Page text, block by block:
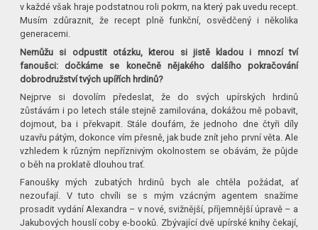
v každé však hraje podstatnou roli pokrm, na který pak uvedu recept.
Musím zdůraznit, že recept plně funkční, osvědčený i několika
generacemi.
Nemůžu si odpustit otázku, kterou si jistě kladou i mnozí tví
fanoušci: dočkáme se konečně nějakého dalšího pokračování
dobrodružství tvých upířích hrdinů?
Nejprve si dovolím předeslat, že do svých upírských hrdinů
zůstávám i po letech stále stejně zamilována, dokážou mě pobavit,
dojmout, ba i překvapit. Stále doufám, že jednoho dne čtyři díly
uzavřu pátým, dokonce vím přesně, jak bude znít jeho první věta. Ale
vzhledem k různým nepříznivým okolnostem se obávám, že půjde
o běh na proklatě dlouhou trať.
Fanoušky mých zubatých hrdinů bych ale chtěla požádat, ať
nezoufají. V tuto chvíli se s mým vzácným agentem snažíme
prosadit vydání Alexandra – v nové, svižnější, příjemnější úpravě – a
Jakubových houslí coby e-booků. Zbývající dvě upírské knihy čekají,